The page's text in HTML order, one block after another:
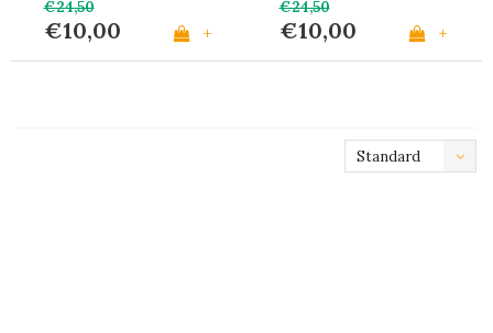
€24,50
€10,00 +
€24,50
€10,00 +
Standard